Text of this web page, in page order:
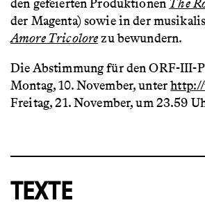
den gefeierten Produktionen The
der Magenta) sowie in der
Amore Tricolorezu bewundern.
Die Abstimmung für den ORF-III-
Montag, 10. November,unter
Freitag, 21. November, um 23.59
TEXTE